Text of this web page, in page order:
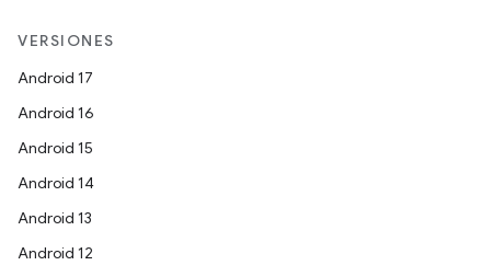
VERSIONES
Android 17
Android 16
Android 15
Android 14
Android 13
Android 12